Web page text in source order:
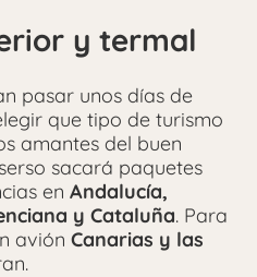
y termal
pasar unos días de
que tipo de turismo
amantes del buen
sacará paquetes
en Andalucía,
y Cataluña. Para
avión Canarias y las